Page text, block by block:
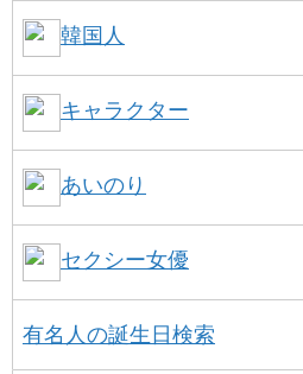
韓国人
キャラクター
あいのり
セクシー女優
有名人の誕生日検索